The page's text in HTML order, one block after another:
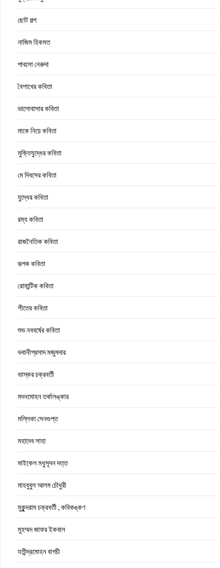
ছোট গল্প
নাজিম হিকমত
পাবলো নেরুদা
বৈশাখের কবিতা
ভালোবাসার কবিতা
মাকে নিয়ে কবিতা
মুক্তিযুদ্ধের কবিতা
মে দিবসের কবিতা
যুদ্ধের কবিতা
রম্য কবিতা
রাজনৈতিক কবিতা
রূপক কবিতা
রোমান্টিক কবিতা
শীতের কবিতা
শুভ নববর্ষের কবিতা
ভবানীপ্রসাদ মজুমদার
ভাস্কর চক্রবর্তী
মদনমোহন তর্কালঙ্কার
মল্লিকা সেনগুপ্ত
মহাদেব সাহা
মাইকেল মধুসূদন দত্ত
মাহবুবুল আলম চৌধুরী
মুকুন্দরাম চক্রবর্তী , কবিকঙ্কণ
মুহম্মদ জাফর ইকবাল
যতীন্দ্রমোহন বাগচী